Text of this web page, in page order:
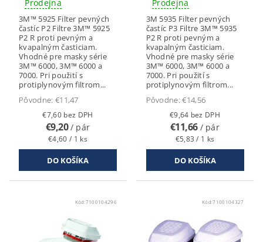
Prodejna
3M™ 5925 Filter pevných
častíc P2 Filtre 3M™ 5925
P2 R proti pevným a
kvapalným časticiam.
Vhodné pre masky série
3M™ 6000, 3M™ 6000 a
7000. Pri použití s
protiplynovým filtrom...
Pôvodne: €11,47
€7,60 bez DPH
€9,20/ pár
€4,60 / 1 ks
Prodejna
3M 5935 Filter pevných
častíc P3 Filtre 3M™ 5935
P2 R proti pevným a
kvapalným časticiam.
Vhodné pre masky série
3M™ 6000, 3M™ 6000 a
7000. Pri použití s
protiplynovým filtrom...
Pôvodne:€14,56
€9,64 bez DPH
€11,66 / pár
€5,83 / 1 ks
Kód:7100104296 Kód:7100104327